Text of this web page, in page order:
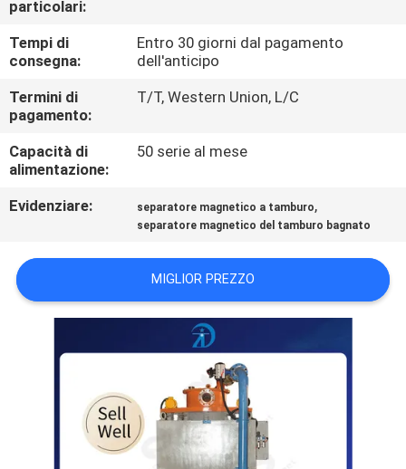
CONTATTICI
NOTIZIE
E
CONOSCENZE
DEL
SITO
PRIVACY
particolari:
Tempi di
consegna:
Entro 30 giorni dal pagamento
dell'anticipo
Termini di
pagamento:
T/T, Western Union, L/C
Capacità di
alimentazione:
50 serie al mese
Evidenziare: separatore magnetico a tamburo,
separatore magnetico del tamburo bagnato
MIGLIOR PREZZO